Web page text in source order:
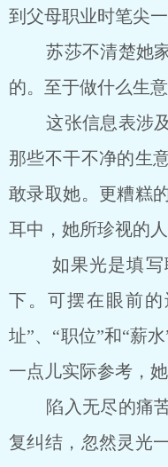
到父母职业时笔尖一
苏莎不清楚她家
的。至于做什么生
这张信息表涉及
那些不干不净的生
敢录取她。更糟糕
耳中，她所珍视的
如果光是填写
下。可摆在眼前
址”、“职位”和“薪
一点儿实际参考，
陷入无尽的痛苦
复纠结，忽然灵光